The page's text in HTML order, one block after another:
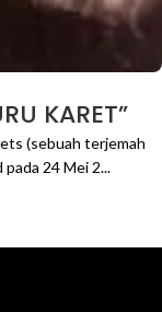
KARET”
(sebuah terjemah
24 Mei 2...